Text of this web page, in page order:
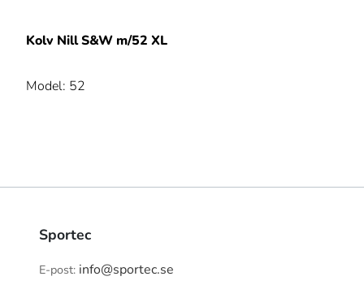
Kolv Nill S&W m/52 XL
Model: 52
Sportec
E-post: info@sportec.se